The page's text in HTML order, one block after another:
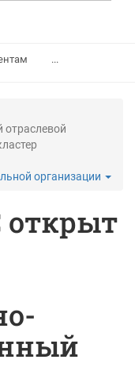
...
отраслевой
организации
открыт